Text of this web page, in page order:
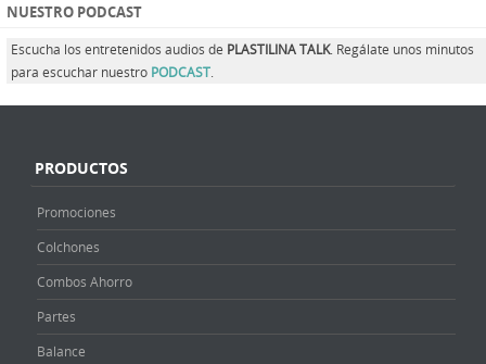
NUESTRO PODCAST
Escucha los entretenidos audios de PLASTILINA TALK. Regálate unos minutos
para escuchar nuestro PODCAST
PRODUCTOS
Promociones
Colchones
Combos Ahorro
Partes
Balance